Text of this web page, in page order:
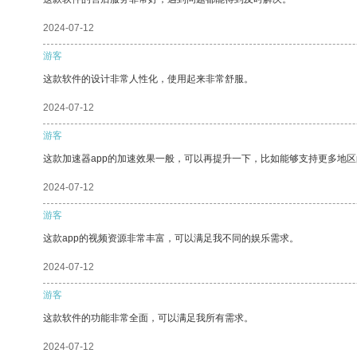
2024-07-12
游客
这款软件的设计非常人性化，使用起来非常舒服。
2024-07-12
游客
这款加速器app的加速效果一般，可以再提升一下，比如能够支持更多地区
2024-07-12
游客
这款app的视频资源非常丰富，可以满足我不同的娱乐需求。
2024-07-12
游客
这款软件的功能非常全面，可以满足我所有需求。
2024-07-12